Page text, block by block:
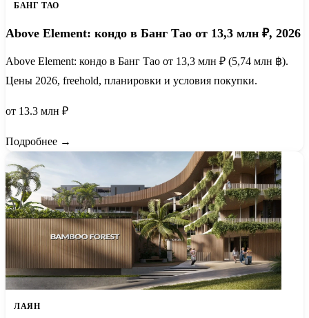
БАНГ ТАО
Above Element: кондо в Банг Тао от 13,3 млн ₽, 2026
Above Element: кондо в Банг Тао от 13,3 млн ₽ (5,74 млн ฿).
Цены 2026, freehold, планировки и условия покупки.
от 13.3 млн ₽
Подробнее →
ЛАЯН